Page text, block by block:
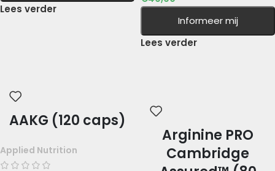
Lees verder
Informeer mij
Lees verder
AAKG (120 caps)
Applied Nutrition
Arginine PRO
Cambridge